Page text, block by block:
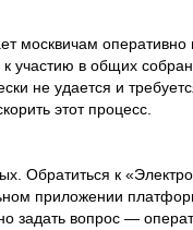
москвичам оперативно
в общих
не удается и
этот процесс.
Обратиться к
приложении
задать вопрос —